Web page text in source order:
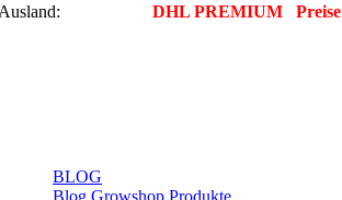
DHL PREMIUM Preise
BLOG
Blog Growshop Produkte